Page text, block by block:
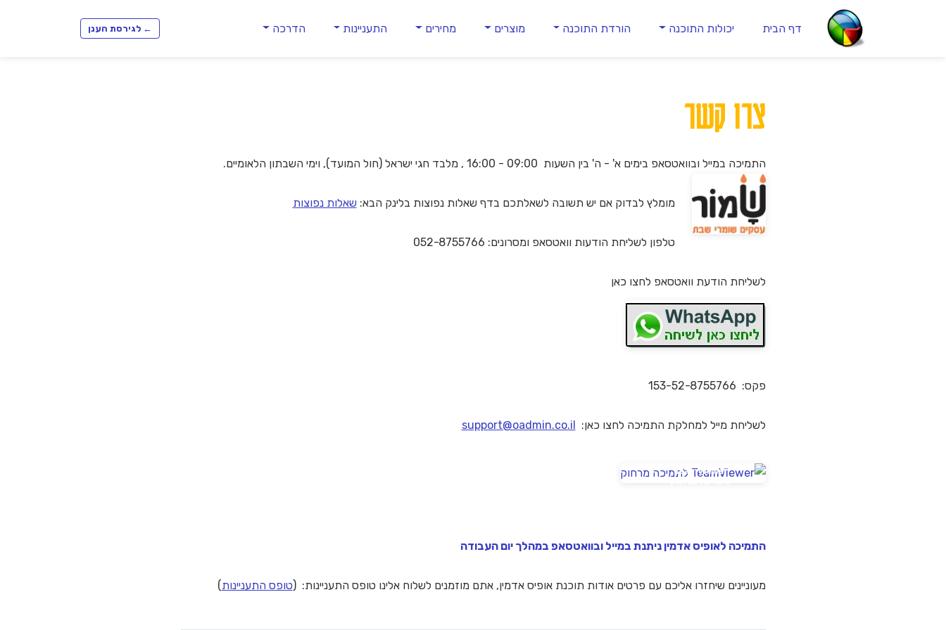
דף הבית יכולות התוכנה הורדת התוכנה מוצרים מחירים התעניינות הדרכה ← לגירסת הענן
צרו קשר
התמיכה במייל ובוואטסאפ בימים א' - ה' בין השעות 09:00 - 16:00 , מלבד חגי ישראל (חול המועד), וימי השבתון הלאומיים.
מומלץ לבדוק אם יש תשובה לשאלתכם בדף שאלות נפוצות בלינק הבא: שאלות נפוצות
טלפון לשליחת הודעות וואטסאפ ומסרונים: 052-8755766
לשליחת הודעת וואטסאפ לחצו כאן
פקס: 153-52-8755766
לשליחת מייל למחלקת התמיכה לחצו כאן: support@oadmin.co.il
TeamViewer
התמיכה לאופיס אדמין ניתנת במייל ובוואטסאפ במהלך יום העבודה
מעוניינים שיחזרו אליכם עם פרטים אודות תוכנת אופיס אדמין, אתם מוזמנים לשלוח אלינו טופס התעניינות: (טופס התעניינות)